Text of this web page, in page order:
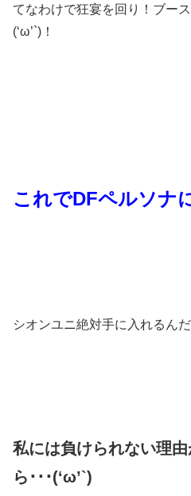
てなわけで狂宴を回り！ブー
(‘ω’`)！
これでDFペルソナ
シオンユニ絶対手に入れるんだ
私には負けられない理
ら･･･(‘ω’`)